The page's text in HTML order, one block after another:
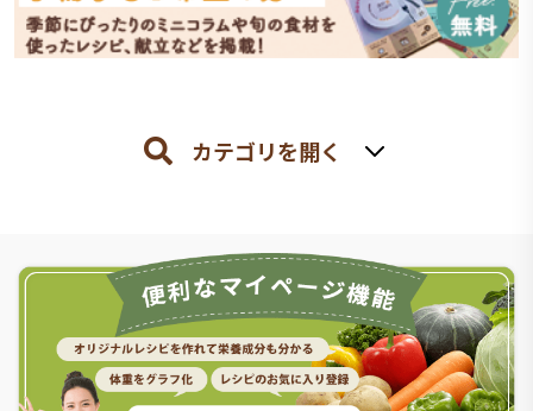
カテゴリを開く